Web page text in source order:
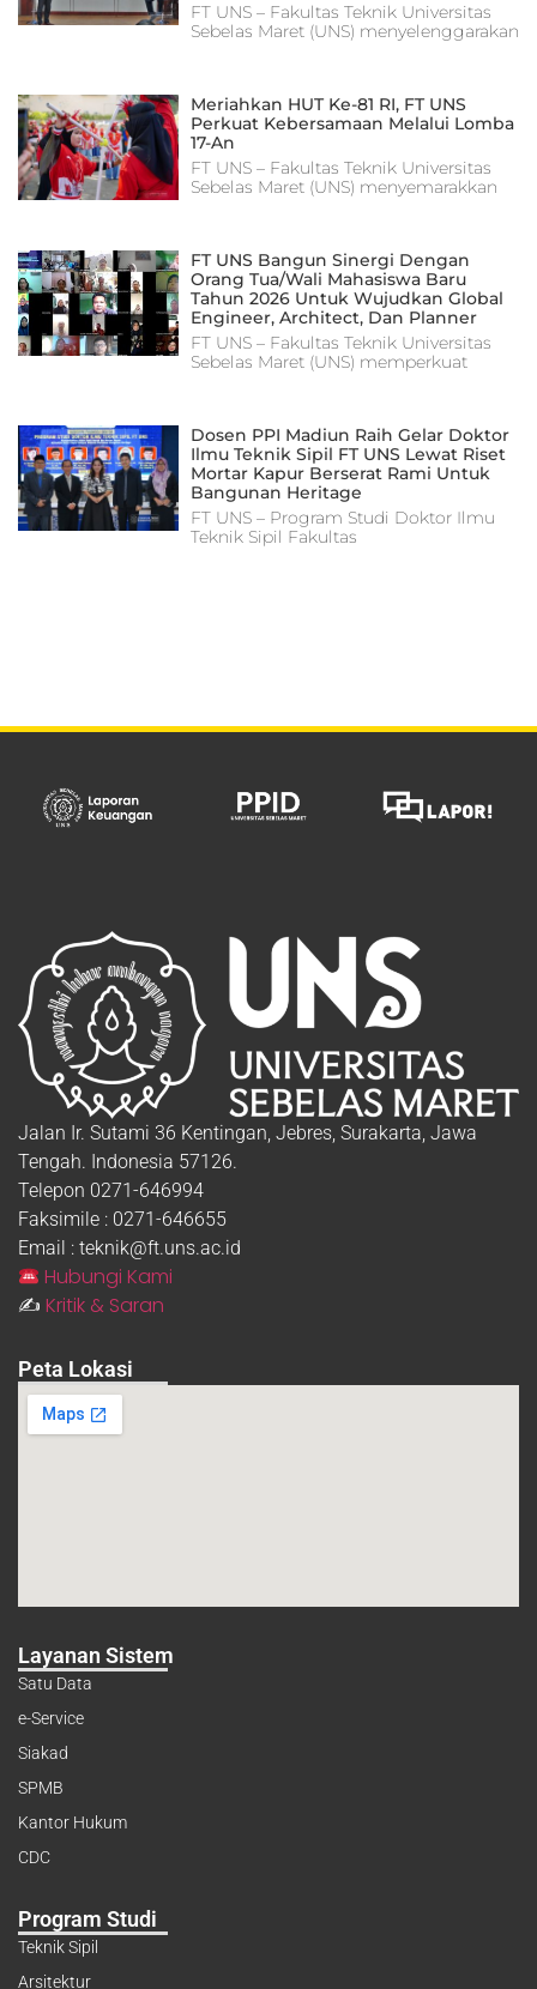
FT UNS – Fakultas Teknik Universitas
Sebelas Maret (UNS) menyelenggarakan
Meriahkan HUT Ke-81 RI, FT UNS
Perkuat Kebersamaan Melalui Lomba
17-An
FT UNS – Fakultas Teknik Universitas
Sebelas Maret (UNS) menyemarakkan
FT UNS Bangun Sinergi Dengan
Orang Tua/Wali Mahasiswa Baru
Tahun 2026 Untuk Wujudkan Global
Engineer, Architect, Dan Planner
FT UNS – Fakultas Teknik Universitas
Sebelas Maret (UNS) memperkuat
Dosen PPI Madiun Raih Gelar Doktor
Ilmu Teknik Sipil FT UNS Lewat Riset
Mortar Kapur Berserat Rami Untuk
Bangunan Heritage
FT UNS – Program Studi Doktor Ilmu
Teknik Sipil Fakultas
Jalan Ir. Sutami 36 Kentingan, Jebres, Surakarta, Jawa
Tengah. Indonesia 57126.
Telepon 0271-646994
Faksimile : 0271-646655
Email : teknik@ft.uns.ac.id
Hubungi Kami
✍️ Kritik & Saran
Peta Lokasi
Layanan Sistem
Satu Data
e-Service
Siakad
SPMB
Kantor Hukum
CDC
Program Studi
Teknik Sipil
Arsitektur